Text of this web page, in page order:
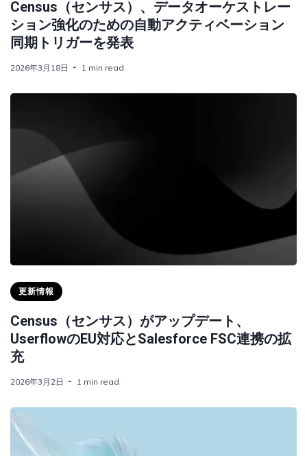
Census（センサス）、データオーケストレー
ション強化のための自動アクティベーション
同期トリガーを発表
2026年3月18日 1 min read
更新情報
Census（センサス）がアップデート、
UserflowのEU対応とSalesforce FSC連携の拡
充
2026年3月2日 1 min read